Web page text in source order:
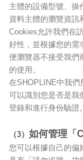
主體的設備型號、操
資料主體的瀏覽資訊
Cookies允許我們在
好性，並根據您的需
便瀏覽器不接受我們
的使用。
在SHOPLINE中我們
可以識別您是否是我
登錄和進行身份驗證。
（3） 如何管理「
您可以根據自己的偏